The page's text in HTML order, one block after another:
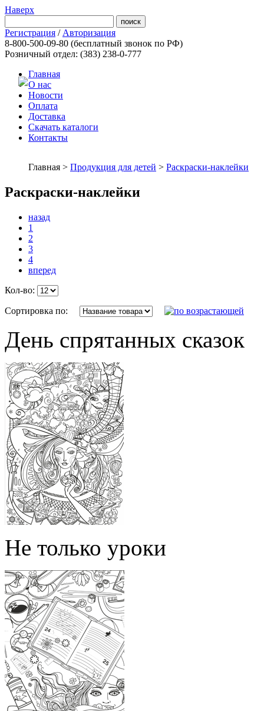
Наверх
Регистрация / Авторизация
8-800-500-09-80 (бесплатный звонок по РФ)
Розничный отдел: (383) 238-0-777
Главная
О нас
Новости
Оплата
Доставка
Скачать каталоги
Контакты
Главная > Продукция для детей > Раскраски-наклейки
Раскраски-наклейки
назад
1
2
3
4
вперед
Кол-во:
Сортировка по:
День спрятанных сказок
Не только уроки